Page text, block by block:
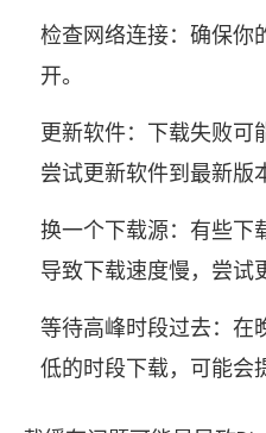
检查网络连接：确保你
开。
更新软件：下载失败可
尝试更新软件到最新版
换一个下载源：有些下
导致下载速度慢，尝试
等待高峰时段过去：在
低的时段下载，可能会